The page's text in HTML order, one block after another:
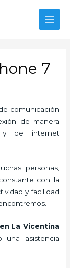
7
comunicación
de manera
y de internet
personas,
con la
y facilidad
La Vicentina
una asistencia